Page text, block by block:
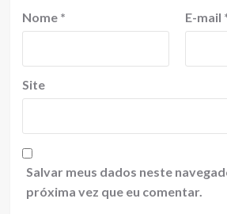
Nome * E-mail
Site
Salvar meus dados neste
próxima vez que eu comentar.